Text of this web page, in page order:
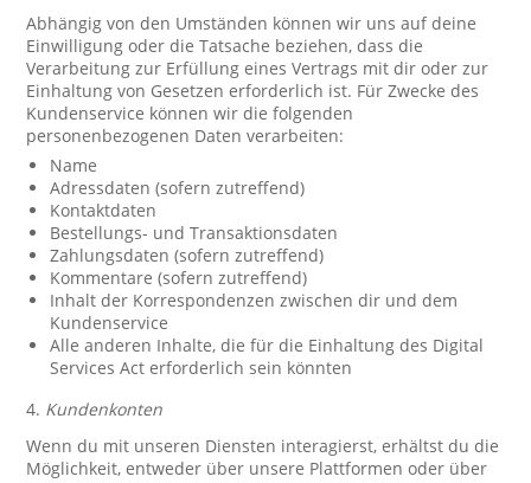
Abhängig von den Umständen können wir uns auf deine
Einwilligung oder die Tatsache beziehen, dass die
Verarbeitung zur Erfüllung eines Vertrags mit dir oder zur
Einhaltung von Gesetzen erforderlich ist. Für Zwecke des
Kundenservice können wir die folgenden
personenbezogenen Daten verarbeiten:
Name
Adressdaten (sofern zutreffend)
Kontaktdaten
Bestellungs- und Transaktionsdaten
Zahlungsdaten (sofern zutreffend)
Kommentare (sofern zutreffend)
Inhalt der Korrespondenzen zwischen dir und dem
Kundenservice
Alle anderen Inhalte, die für die Einhaltung des Digital
Services Act erforderlich sein könnten
4. Kundenkonten
Wenn du mit unseren Diensten interagierst, erhältst du die
Möglichkeit, entweder über unsere Plattformen oder über